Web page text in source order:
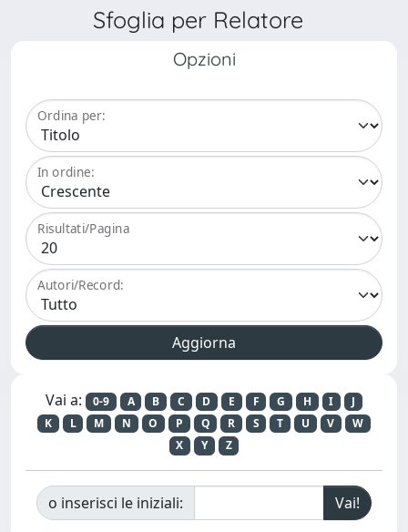
Sfoglia per Relatore
Opzioni
Ordina per:
In ordine:
Risultati/Pagina
Autori/Record:
Vai a: 0-9 A B C D E F G H I
J
K
L M N O P Q R S T U V
W
X
Y Z
o inserisci le iniziali: